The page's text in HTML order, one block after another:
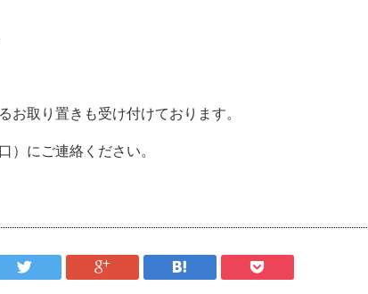
取り置きも受け付けております。
）にご連絡ください。